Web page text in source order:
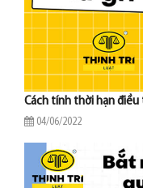
Cách tính thời hạn điều
04/06/2022